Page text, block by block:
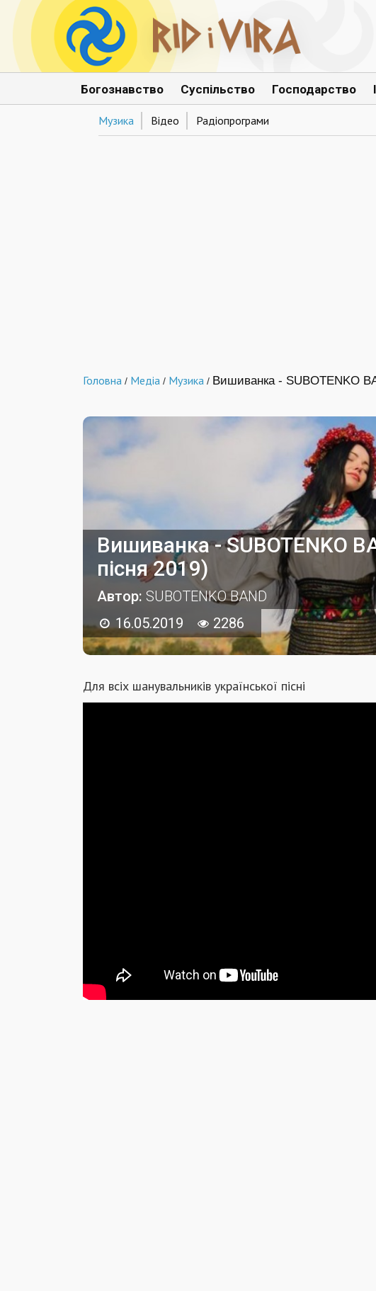
Богознавство Суспільство Господарство
Музика Відео Радіопрограми
Головна / Медіа / Музика / Вишиванка - SUBOTENKO
Вишиванка - SUBOTENKO
пісня 2019)
Автор: SUBOTENKO BAND
16.05.2019
2286
Для всіх шанувальників української пісні